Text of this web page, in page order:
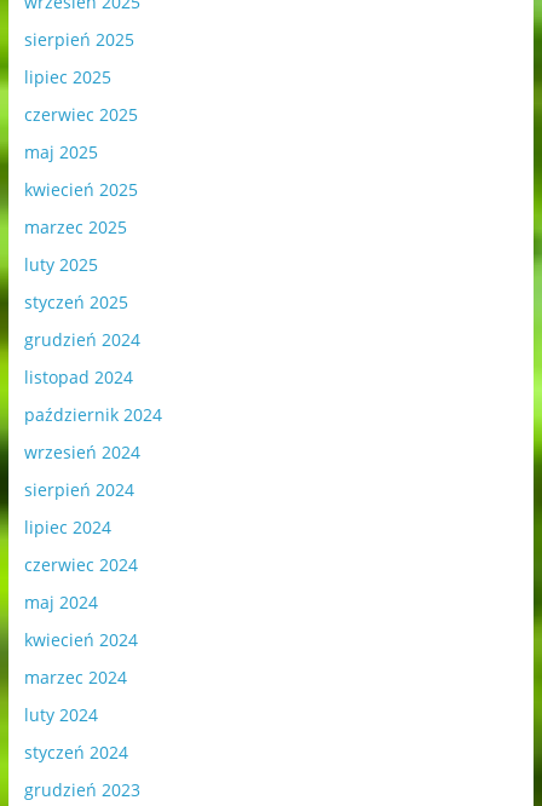
sierpień 2025
lipiec 2025
czerwiec 2025
maj 2025
kwiecień 2025
marzec 2025
luty 2025
styczeń 2025
grudzień 2024
listopad 2024
październik 2024
wrzesień 2024
sierpień 2024
lipiec 2024
czerwiec 2024
maj 2024
kwiecień 2024
marzec 2024
luty 2024
styczeń 2024
grudzień 2023